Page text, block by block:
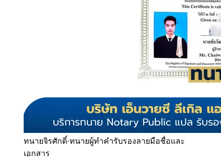
ทนายจิรศักดิ์·ทนายผู้ทำคำรับรองลายมือชื่อและ
เอกสาร